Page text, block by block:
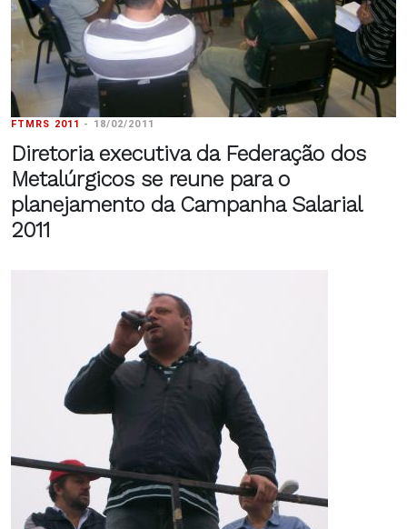
FTMRS 2011 - 18/02/2011
Diretoria executiva da Federação dos
Metalúrgicos se reune para o
planejamento da Campanha Salarial
2011